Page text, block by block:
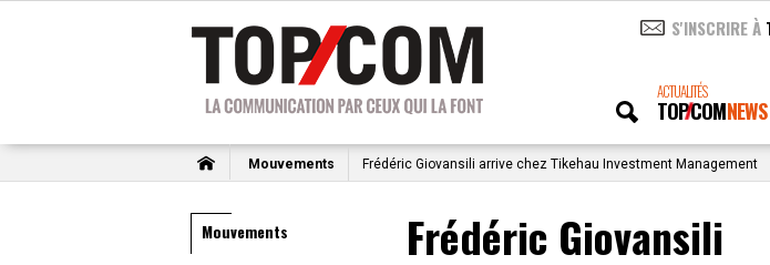
S'INSCRIRE À
ACTUALITÉS
TOPCOMNEWS
Mouvements Frédéric Giovansili arrive chez Tikehau Investment Management
Mouvements Frédéric Giovansili